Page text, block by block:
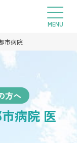
市病院
方へ
病院 医